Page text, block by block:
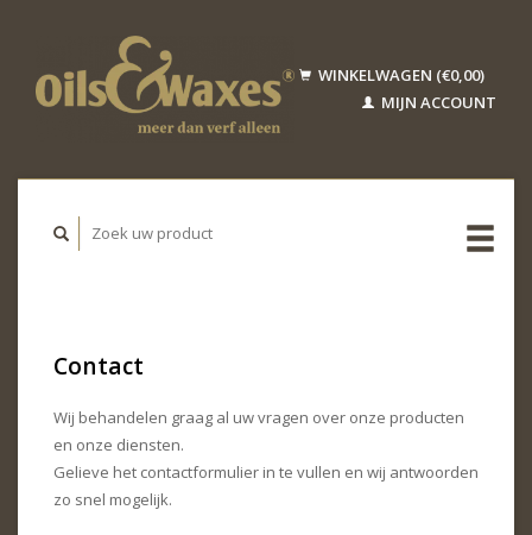
WINKELWAGEN (€0,00)
MIJN ACCOUNT
Contact
Wij behandelen graag al uw vragen over onze producten
en onze diensten.
Gelieve het contactformulier in te vullen en wij antwoorden
zo snel mogelijk.